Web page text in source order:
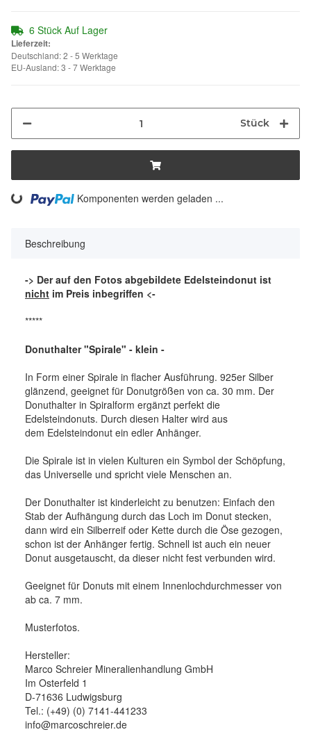
6 Stück Auf Lager
Lieferzeit:
Deutschland: 2 - 5 Werktage
EU-Ausland: 3 - 7 Werktage
Stück
Loading... Komponenten werden geladen ...
Beschreibung
-> Der auf den Fotos abgebildete Edelsteindonut ist
nicht im Preis inbegriffen <-
*****
Donuthalter "Spirale" - klein -
In Form einer Spirale in flacher Ausführung. 925er Silber
glänzend, geeignet für Donutgrößen von ca. 30 mm. Der
Donuthalter in Spiralform ergänzt perfekt die
Edelsteindonuts. Durch diesen Halter wird aus
dem Edelsteindonut ein edler Anhänger.
Die Spirale ist in vielen Kulturen ein Symbol der Schöpfung,
das Universelle und spricht viele Menschen an.
Der Donuthalter ist kinderleicht zu benutzen: Einfach den
Stab der Aufhängung durch das Loch im Donut stecken,
dann wird ein Silberreif oder Kette durch die Öse gezogen,
schon ist der Anhänger fertig. Schnell ist auch ein neuer
Donut ausgetauscht, da dieser nicht fest verbunden wird.
Geeignet für Donuts mit einem Innenlochdurchmesser von
ab ca. 7 mm.
Musterfotos.
Hersteller:
Marco Schreier Mineralienhandlung GmbH
Im Osterfeld 1
D-71636 Ludwigsburg
Tel.: (+49) (0) 7141-441233
info@marcoschreier.de